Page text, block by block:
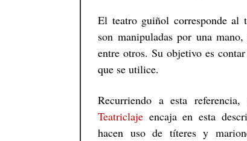
El teatro guiñol corresponde al
son manipuladas por una
entre otros. Su objetivo es
que se utilice.
Recurriendo a esta
Teatriclaje encaja en esta
hacen uso de títeres y